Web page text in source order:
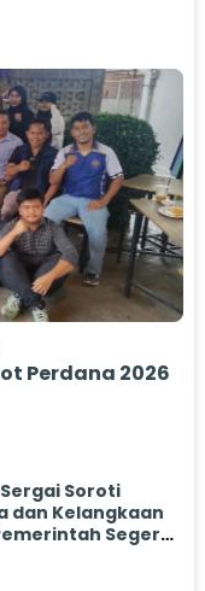
Perdana 2026
Sergai Soroti
dan Kelangkaan
Segera